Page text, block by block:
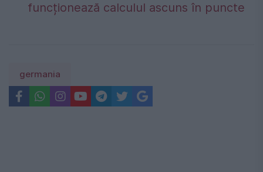
funcționează calculul ascuns în puncte
germania